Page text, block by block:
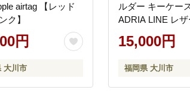
airtag 【レッド
ク】
円
大川市
ルダー キーケー
ADRIA LINE レザ
15,000円
福岡県 大川市